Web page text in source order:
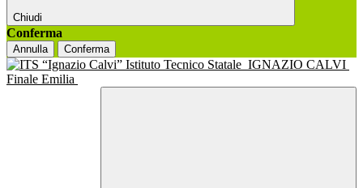
Chiudi
Conferma
Annulla Conferma
Istituto Tecnico Statale IGNAZIO CALVI
Finale Emilia